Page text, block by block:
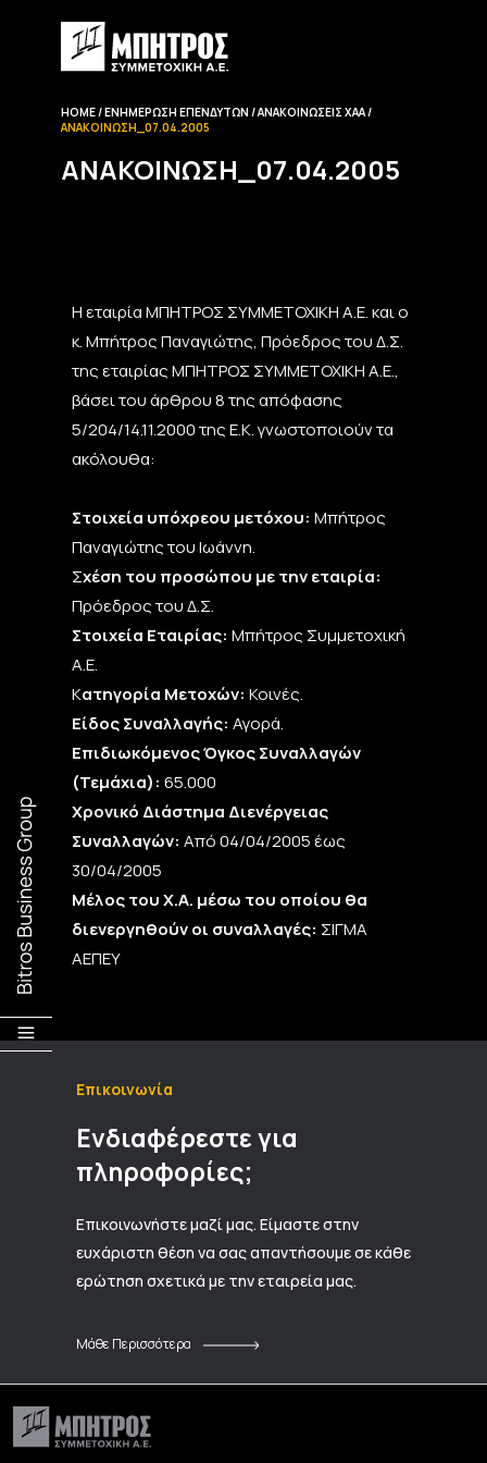
HOME ΕΝΗΜΈΡΩΣΗ EΠΕΝΔΥΤΏΝ
ΑΝΑΚΟΙΝΏΣΕΙΣ ΧΑΑ
ΑΝΑΚΟΊΝΩΣΗ_07.04.2005
ΑΝΑΚΟΊΝΩΣΗ_07.04.2005
Η εταιρία ΜΠΗΤΡΟΣ ΣΥΜΜΕΤΟΧΙΚΗ Α.Ε. και ο
κ. Μπήτρος Παναγιώτης, Πρόεδρος του Δ.Σ.
της εταιρίας ΜΠΗΤΡΟΣ ΣΥΜΜΕΤΟΧΙΚΗ Α.Ε.,
βάσει του άρθρου 8 της απόφασης
5/204/14.11.2000 της Ε.Κ. γνωστοποιούν τα
ακόλουθα:
Στοιχεία υπόχρεου μετόχου: Μπήτρος
Παναγιώτης του Ιωάννη.
Σχέση του προσώπου με την εταιρία:
Πρόεδρος του Δ.Σ.
Στοιχεία Εταιρίας: Μπήτρος Συμμετοχική
Α.Ε.
Κατηγορία Μετοχών: Κοινές.
Είδος Συναλλαγής: Αγορά.
Επιδιωκόμενος Όγκος Συναλλαγών
(Τεμάχια): 65.000
Χρονικό Διάστημα Διενέργειας
Συναλλαγών: Από 04/04/2005 έως
30/04/2005
Μέλος του Χ.Α. μέσω του οποίου θα
διενεργηθούν οι συναλλαγές: ΣΙΓΜΑ
ΑΕΠΕΥ
Επικοινωνία
Ενδιαφέρεστε για
πληροφορίες;
Επικοινωνήστε μαζί μας. Είμαστε στην
ευχάριστη θέση να σας απαντήσουμε σε κάθε
ερώτηση σχετικά με την εταιρεία μας.
Μάθε Περισσότερα